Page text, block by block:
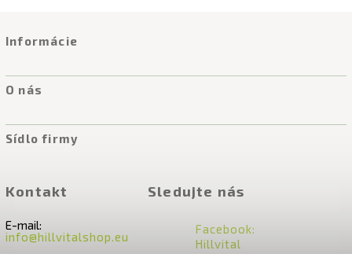
Informácie
O nás
Sídlo firmy
Kontakt
E-mail:
info@hillvitalshop.eu
Sledujte nás
Facebook:
Hillvital